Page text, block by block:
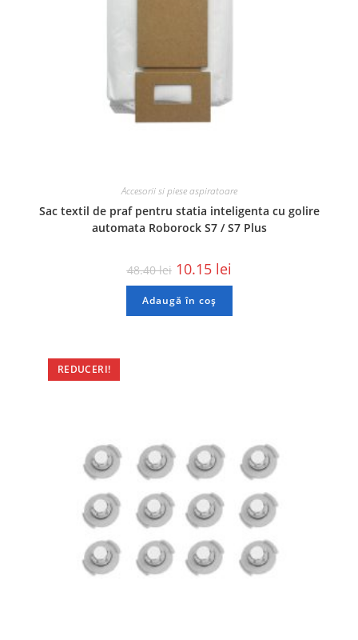
Accesorii si piese aspiratoare
Sac textil de praf pentru statia inteligenta cu golire
automata Roborock S7 / S7 Plus
48.40lei 10.15 lei
Adaugă în coș
REDUCERI!